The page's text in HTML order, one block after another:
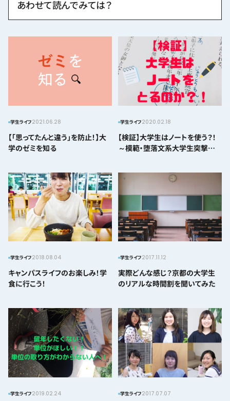
あわせて読んでみては？
学生ライフ2021.06.28
【「思ってたんと違う」を防止！】大
学のゼミを知る
学生ライフ2020.02.18
【検証】大学生はノートを使う？！
～模範・堕落文系大学生突撃編
学生ライフ2018.08.04
キャンパスライフのお楽しみ！学
食に行こう！
学生ライフ2017.11.12
実際どんな感じ？京都の大学生
のリアルな時間割を聞いてみた
学生ライフ2019.02.24 学生ライフ2017.07.07